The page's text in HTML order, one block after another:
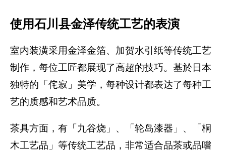
使用石川县金泽传统工艺的表演
室内装潢采用金泽金箔、加贺水引纸等传统工艺
制作，每位工匠都展现了高超的技巧。基於日本
独特的「侘寂」美学，每种设计都表达了每种工
艺的质感和艺术品质。
茶具方面，有「九谷烧」、「轮岛漆器」、「桐
木工艺品」等传统工艺品，非常适合品茶或品嚐